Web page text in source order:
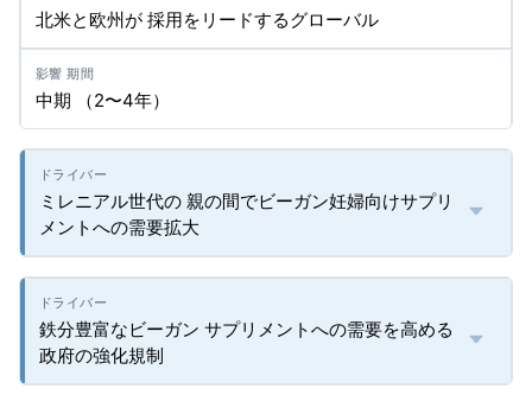
北米と欧州が 採用をリードするグローバル
中期 （2〜4年）
ミレニアル世代の 親の間でビーガン妊婦向けサプリ
メントへの需要拡大
鉄分豊富なビーガン サプリメントへの需要を高める
政府の強化規制